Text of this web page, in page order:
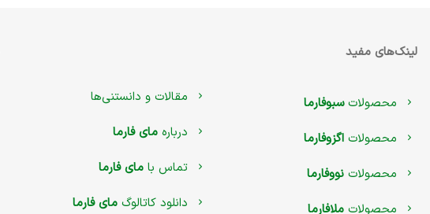
لینک‌های مفید
محصولاتسبوفارما
محصولات اگزوفارما
محصولات نووفارما
محصولات ملافارما
مقالات و دانستنی‌ها
درباره مای فارما
تماس با مای فارما
دانلود کاتالوگ مای فارما